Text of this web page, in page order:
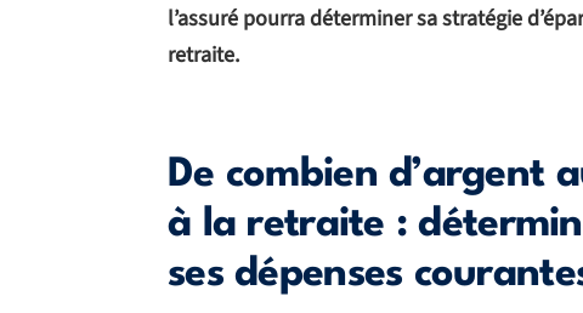
l’assuré pourra déterminer sa stratégie
retraite.
De combien d’argent
à la retraite :
ses dépenses